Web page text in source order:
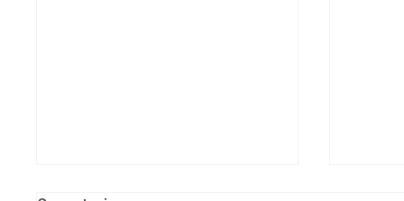
Así quedó el comando de la